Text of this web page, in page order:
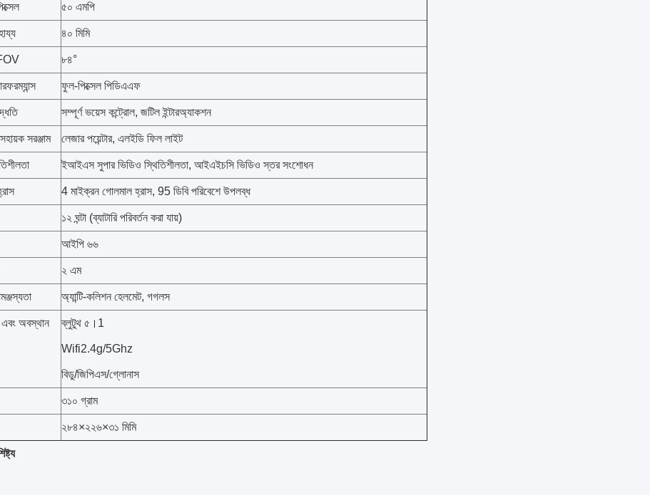
৫০ এমপি
৪০ মিমি
৮৪°
ফুল-পিক্সেল পিডিএএফ
সম্পূর্ণ ভয়েস কন্ট্রোল, জটিল ইন্টারঅ্যাকশন
সরঞ্জাম লেজার পয়েন্টার, এলইডি ফিল লাইট
ইআইএস সুপার ভিডিও স্থিতিশীলতা, আইএইচসি ভিডিও স্তর সংশোধন
4 মাইক্রন গোলমাল হ্রাস, 95 ডিবি পরিবেশে উপলব্ধ
১২ ঘন্টা (ব্যাটারি পরিবর্তন করা যায়)
আইপি ৬৬
২ এম
অ্যান্টি-কলিশন হেলমেট, গগলস
অবস্থান ব্লুটুথ ৫।1
Wifi2.4g/5Ghz
বিডু/জিপিএস/গ্লোনাস
৩১০ গ্রাম
২৮৪×২২৬×৩১ মিমি